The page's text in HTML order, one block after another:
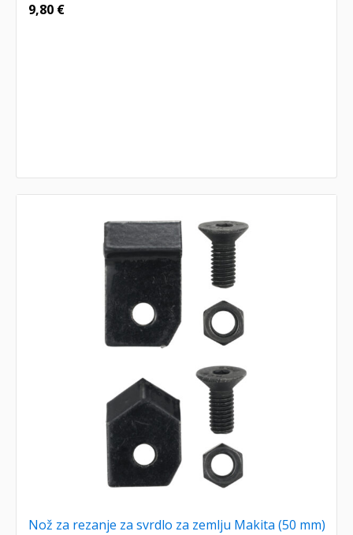
9,80 €
Nož za rezanje za svrdlo za zemlju Makita (50 mm)